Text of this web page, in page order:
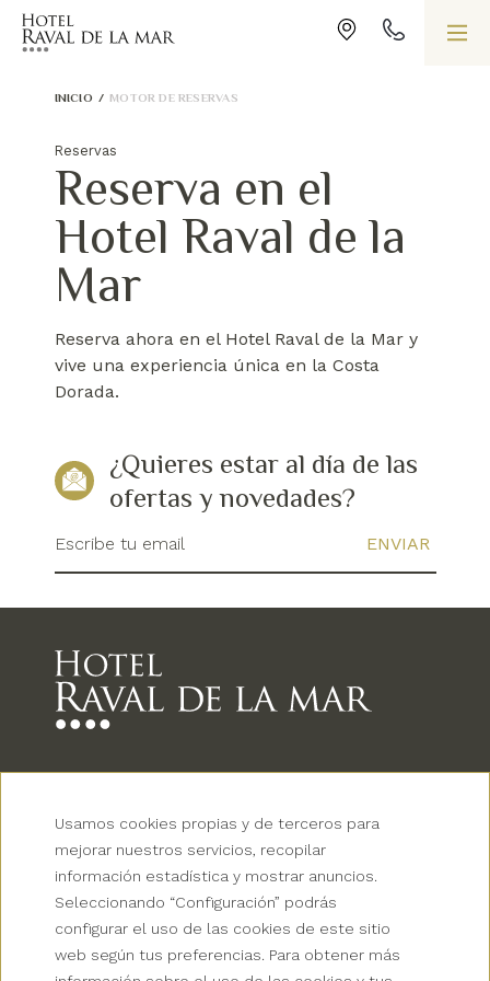
INICIO / MOTOR DE RESERVAS
Reservas
Reserva en el
Hotel Raval de la
Mar
Reserva ahora en el Hotel Raval de la Mar y
vive una experiencia única en la Costa
Dorada.
¿Quieres estar al día de las
ofertas y novedades?
Escribe tu email
Grup Palas
Colectivos
Contacto
Usamos cookies propias y de terceros para
mejorar nuestros servicios, recopilar
información estadística y mostrar anuncios.
Seleccionando “Configuración” podrás
configurar el uso de las cookies de este sitio
web según tus preferencias. Para obtener más